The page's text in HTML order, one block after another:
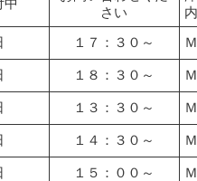
中
さい
１７：３０～
１８：３０～
１３：３０～
１４：３０～
１５：００～